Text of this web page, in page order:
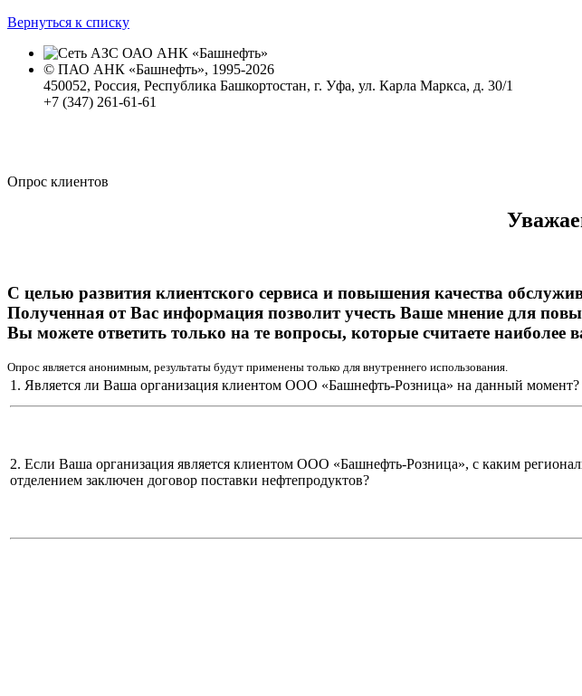
Вернуться к списку
© ПАО АНК «Башнефть», 1995-2026
450052, Россия, Республика Башкортостан, г. Уфа, ул. Карла Маркса, д. 30/1
+7 (347) 261-61-61
Опрос клиентов
С целью развития клиентского сервиса и повышения качества
Полученная от Вас информация позволит учесть Ваше мнение для
Вы можете ответить только на те вопросы, которые считаете наиболее
Опрос является анонимным, результаты будут применены только для внутреннего использования.
1. Является ли Ваша организация клиентом ООО «Башнефть-Розница» на данный момент?
2. Если Ваша организация является клиентом ООО «Башнефть-Розница», с каким
отделением заключен договор поставки нефтепродуктов?